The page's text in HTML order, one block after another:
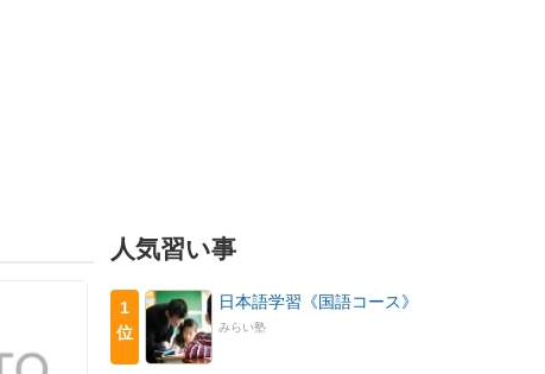
人気習い事
1
位
日本語学習《国語コース》
みらい塾